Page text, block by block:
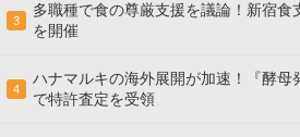
3
多職種で食の尊厳支援を議論！新宿食
を開催
4
ハナマルキの海外展開が加速！『酵母
で特許査定を受領